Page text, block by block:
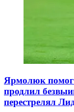
Ярмолюк помог
продлил
перестрелял